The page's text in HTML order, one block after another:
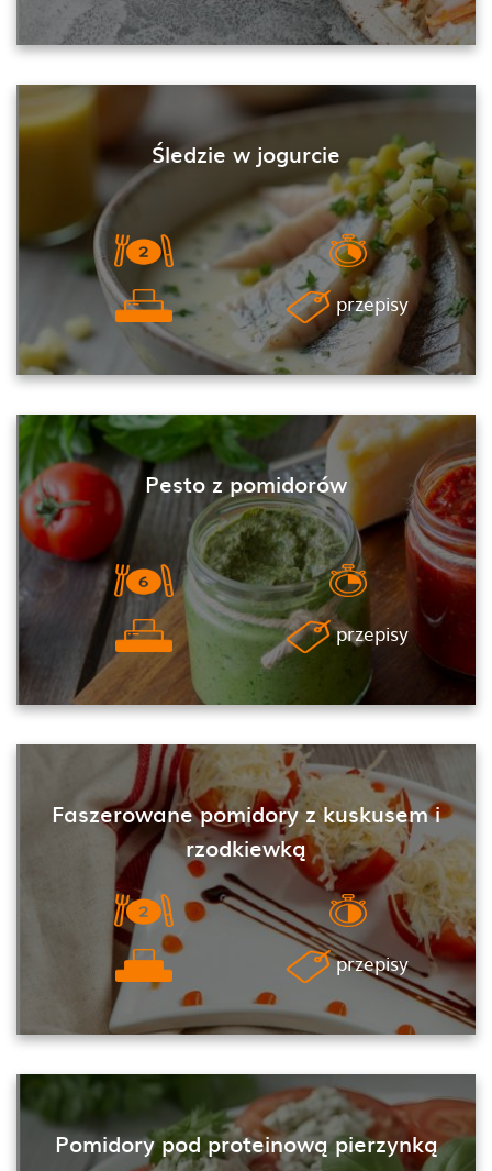
Śledzie w jogurcie
przepisy
Pesto z pomidorów
przepisy
Faszerowane pomidory z kuskusem i
rzodkiewką
przepisy
Pomidory pod proteinową pierzynką